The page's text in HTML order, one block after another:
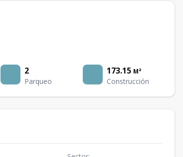
2
Parqueo
173.15 M²
Construcción